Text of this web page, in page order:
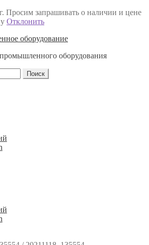
Просим запрашивать о наличии и цене
Отклонить
оборудование
оборудования
Поиск